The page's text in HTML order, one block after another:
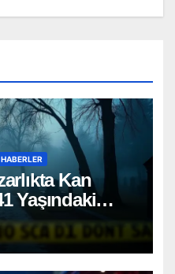
Kan
Yaşındaki
Bulundu